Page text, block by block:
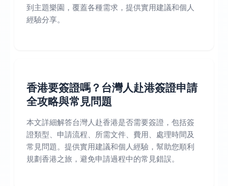
到主題樂園，覆蓋各種需求，提供實用建議和個人
經驗分享。
香港要簽證嗎？台灣人赴港簽證申請
全攻略與常見問題
本文詳細解答台灣人赴香港是否需要簽證，包括簽
證類型、申請流程、所需文件、費用、處理時間及
常見問題。提供實用建議和個人經驗，幫助您順利
規劃香港之旅，避免申請過程中的常見錯誤。